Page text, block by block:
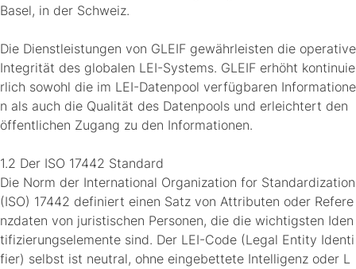
Basel, in der Schweiz.
Die Dienstleistungen von GLEIF gewährleisten die operative
Integrität des globalen LEI-Systems. GLEIF erhöht kontinuie
rlich sowohl die im LEI-Datenpool verfügbaren Informatione
n als auch die Qualität des Datenpools und erleichtert den
öffentlichen Zugang zu den Informationen.
1.2 Der ISO 17442 Standard
Die Norm der International Organization for Standardization
(ISO) 17442 definiert einen Satz von Attributen oder Refere
nzdaten von juristischen Personen, die die wichtigsten Iden
tifizierungselemente sind. Der LEI-Code (Legal Entity Identi
fier) selbst ist neutral, ohne eingebettete Intelligenz oder L